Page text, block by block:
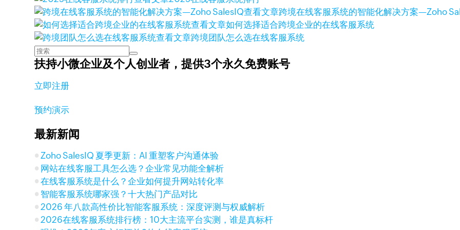
查看文章跨境在线客服系统的智能化解决方案—Zoho
查看文章如何选择适合跨境企业的在线客服系统
查看文章跨境团队怎么选在线客服系统
扶持小微企业及个人创业者，提供3个永久免费账号
立即注册
预约演示
最新新闻
Zoho SalesIQ 夏季更新：AI 重塑客户沟通体验
网站在线客服工具怎么选？企业常见功能全解析
在线客服系统是什么？企业如何提升网站转化率
智能客服系统哪家强？十大热门产品对比
2026 年八款高性价比智能客服系统：深度评测与权威解析
2026在线客服系统排行榜：10大主流平台实测，谁是真标杆